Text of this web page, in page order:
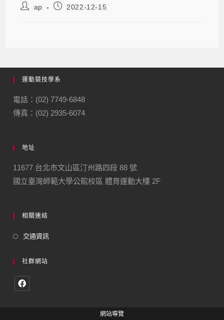
ap 2022-12-15
運動競技學系
電話：(02) 7749-6848
傳真：(02) 2935-6074
地址
11677 台北市文山區汀州路四段 88 號
國立臺灣師範大學公館校區 體育運動大樓 2F
相關連結
交通資訊
社群網站
網站導覽